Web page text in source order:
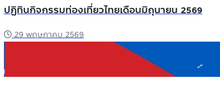
ปฏิทินกิจกรรมท่องเที่ยวไทยเดือนมิถุนายน 2569
29 พฤษภาคม 2569